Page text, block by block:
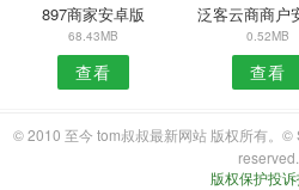
897商家安卓版
68.43MB
查看
泛客云商商户
0.52MB
查看
© 2010 至今 tom叔叔最新网站 版权所有。
reserved.
版权保护投诉